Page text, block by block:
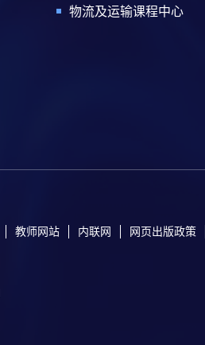
物流及运输课程中心
教师网站 内联网 网页出版政策